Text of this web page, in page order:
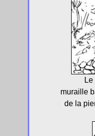
muraille
de la